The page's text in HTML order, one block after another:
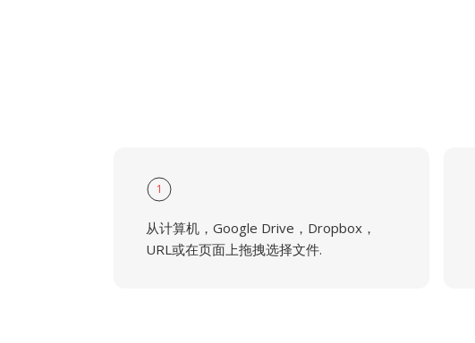
1
从计算机，Google Drive，Dropbox，
URL或在页面上拖拽选择文件.